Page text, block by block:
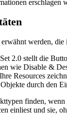
erschlagen
werden,
2.0 stellt die
wie Disable &
Resources
durch den
finden,
einliest und sie,